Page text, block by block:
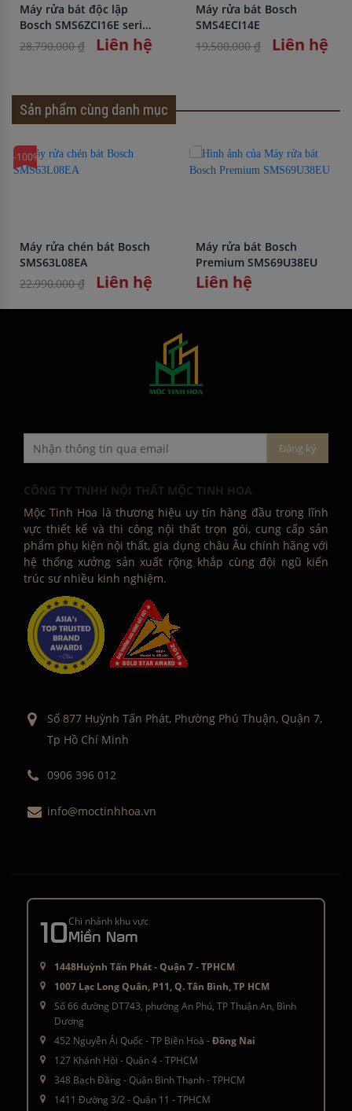
Máy rửa bát độc lập
Bosch SMS6ZCI16E serie
6
28,790,000 ₫ Liên hệ
Máy rửa bát Bosch
SMS4ECI14E
19,500,000 ₫
Liên hệ
Sản phẩm cùng danh mục
-100%
Máy rửa chén bát Bosch
SMS63L08EA
22,990,000 ₫
Liên hệ
Máy rửa bát Bosch
Premium SMS69U38EU
Liên hệ
CÔNG TY TNHH NỘI THẤT MỘC TINH HOA
Mộc Tinh Hoa là thương hiệu uy tín hàng đầu trong lĩnh
vực thiết kế và thi công nội thất trọn gói, cung cấp sản
phẩm phụ kiện nội thất, gia dụng châu Âu chính hãng với
hệ thống xưởng sản xuất rộng khắp cùng đội ngũ kiến
trúc sư nhiều kinh nghiệm.
Số 877 Huỳnh Tấn Phát, Phường Phú Thuận, Quận 7,
Tp Hồ Chí Minh
0906 396 012
info@moctinhhoa.vn
10Chi nhánh khu vực
Miền Nam
1448Huỳnh Tấn Phát - Quận 7 - TPHCM
1007 Lạc Long Quân, P11, Q. Tân Bình, TP HCM
Số 66 đường DT743, phường An Phú, TP Thuận An, Bình
Dương
452 Nguyễn Ái Quốc - TP Biên Hoà -Đồng Nai
127 Khánh Hội - Quận 4 - TPHCM
348 Bạch Đằng - Quận Bình Thạnh - TPHCM
1411 Đường 3/2 - Quận 11 - TPHCM